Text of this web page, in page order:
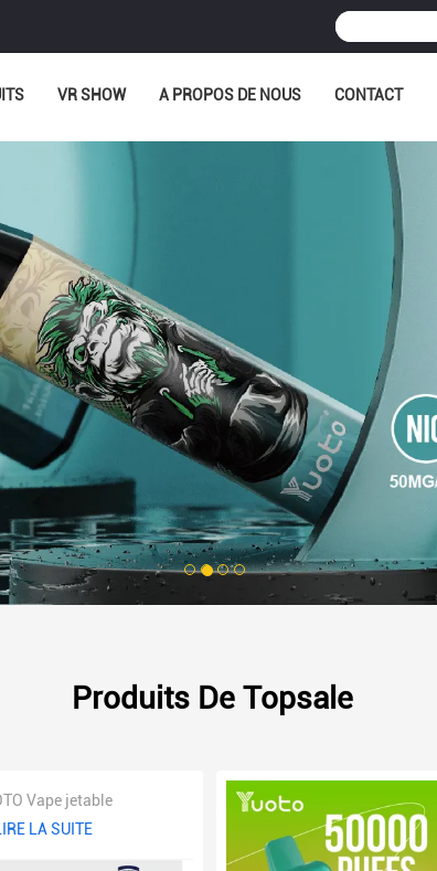
VR SHOW A PROPOS DE NOUS CONTACT
1 2 3 4
Produits De Topsale
Vape jetable
LA SUITE